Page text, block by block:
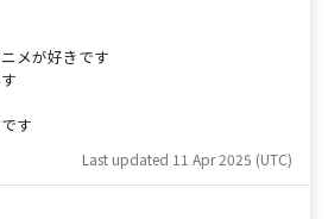
メが好きです
す
Last updated 11 Apr 2025 (UTC)